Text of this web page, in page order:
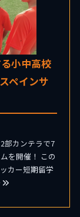
小中高校
ペインサ
部カンテラで7
を開催！ この
カー短期留学